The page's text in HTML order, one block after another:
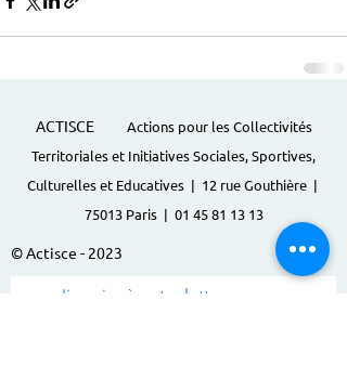
ACTISCE
Actions pour les Collectivités
Territoriales et Initiatives Sociales, Sportives,
Culturelles et Educatives | 12 rue Gouthière |
75013 Paris | 01 45 81 13 13
© Actisce - 2023
s'inscrire à notre lettre